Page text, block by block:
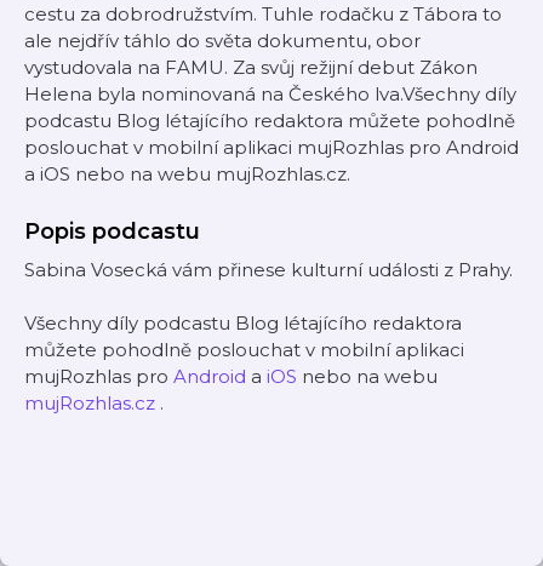
cestu za dobrodružstvím. Tuhle rodačku z Tábora to
ale nejdřív táhlo do světa dokumentu, obor
vystudovala na FAMU. Za svůj režijní debut Zákon
Helena byla nominovaná na Českého lva.Všechny díly
podcastu Blog létajícího redaktora můžete pohodlně
poslouchat v mobilní aplikaci mujRozhlas pro Android
a iOS nebo na webu mujRozhlas.cz.
Popis podcastu
Sabina Vosecká vám přinese kulturní události z Prahy.
Všechny díly podcastu Blog létajícího redaktora
můžete pohodlně poslouchat v mobilní aplikaci
mujRozhlas pro Android a iOS nebo na webu
mujRozhlas.cz .